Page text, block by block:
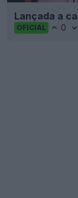
Lançada a
OFICIAL 0